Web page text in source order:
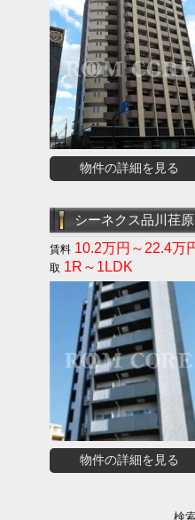
物件の詳細を見る
シーネクス品川荏原
10.2万円～22.4万
1R～1LDK
物件の詳細を見る
検